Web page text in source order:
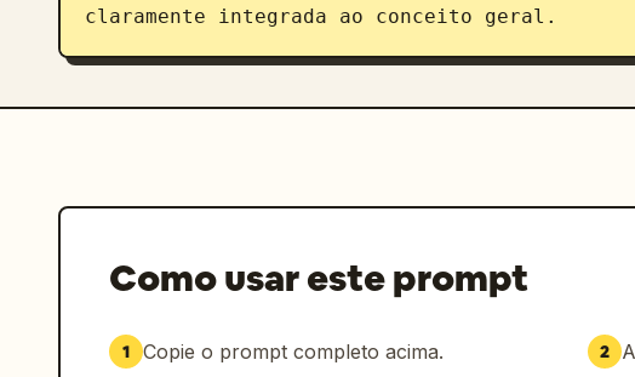
claramente integrada ao conceito geral.
Como usar este prompt
1 Copie o prompt completo acima. 2